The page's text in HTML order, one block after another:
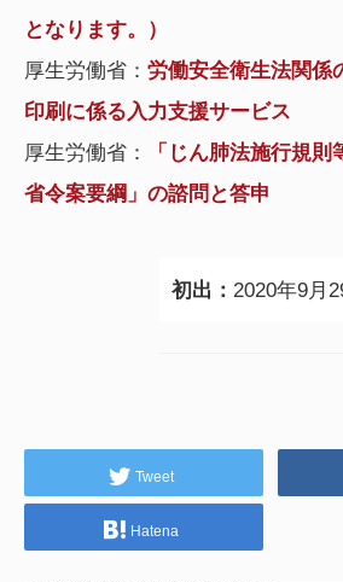
となります。）
厚生労働省： 労働安全衛生法関係
印刷に係る入力支援サービス
厚生労働省：
「じん肺法施行規
省令案要綱」の諮問と答申
初出： 2020年9月
Tweet
Hatena